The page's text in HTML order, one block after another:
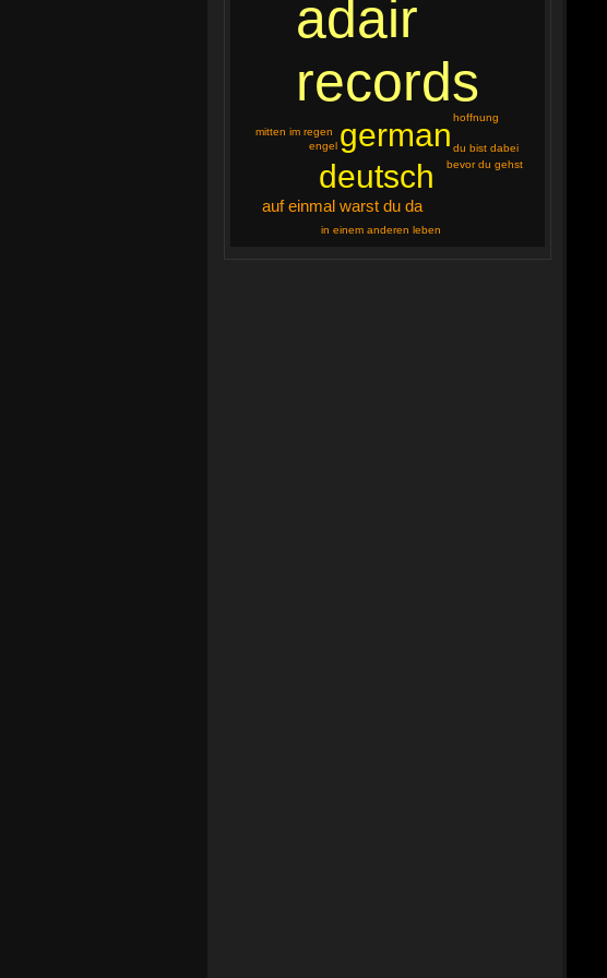
adair
records
german
deutsch
auf einmal warst du da
in einem anderen leben
mitten im regen
hoffnung
bevor du gehst
du bist dabei
engel